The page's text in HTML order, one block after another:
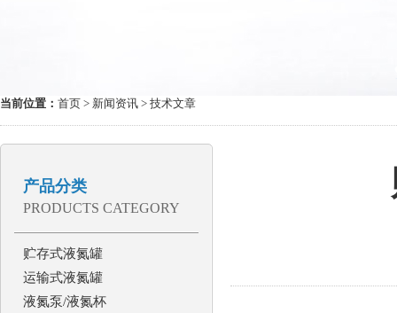
当前位置： 首页 > 新闻资讯 > 技术文章
产品分类
PRODUCTS CATEGORY
贮存式液氮罐
运输式液氮罐
液氮泵/液氮杯